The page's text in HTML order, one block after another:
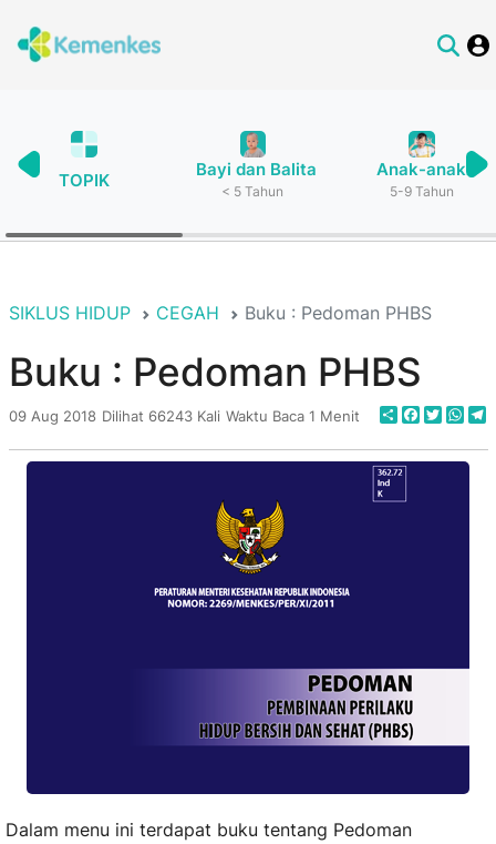
TOPIK
Bayi dan Balita
< 5 Tahun
Anak-anak
5-9 Tahun
SIKLUS HIDUP CEGAH Buku : Pedoman PHBS
Buku : Pedoman PHBS
09 Aug 2018 Dilihat 66243 Kali Waktu Baca 1 Menit Share
Dalam menu ini terdapat buku tentang Pedoman